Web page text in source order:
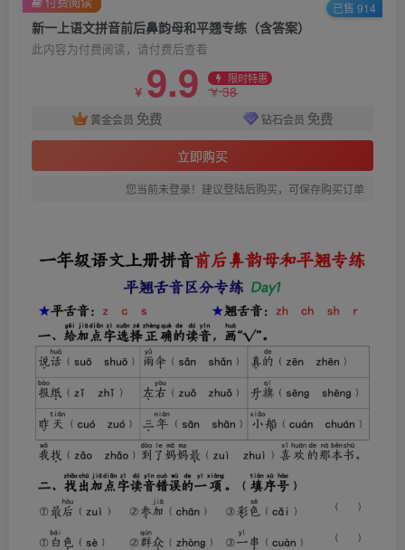
新一上语文拼音前后鼻韵母和平翘专练（含答案）
此内容为付费阅读，请付费后查看
￥ 9.9 限时特惠
￥38
黄金会员 免费 钻石会员 免费
立即购买
您当前未登录！建议登陆后购买，可保存购买订单
已售 914